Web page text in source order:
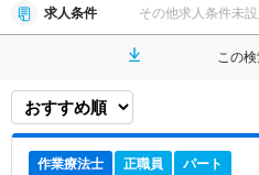
求人条件 その他求人条件未
この
作業療法士 正職員 パート